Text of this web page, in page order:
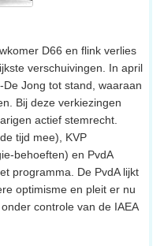
D66 en flink verlies
verschuivingen. In april
Jong tot stand, waaraan
Bij deze verkiezingen
actief stemrecht.
tijd mee), KVP
behoeften) en PvdA
programma. De PvdA lijkt
optimisme en pleit er nu
controle van de IAEA